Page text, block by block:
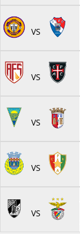
VS
VS
VS
VS
VS